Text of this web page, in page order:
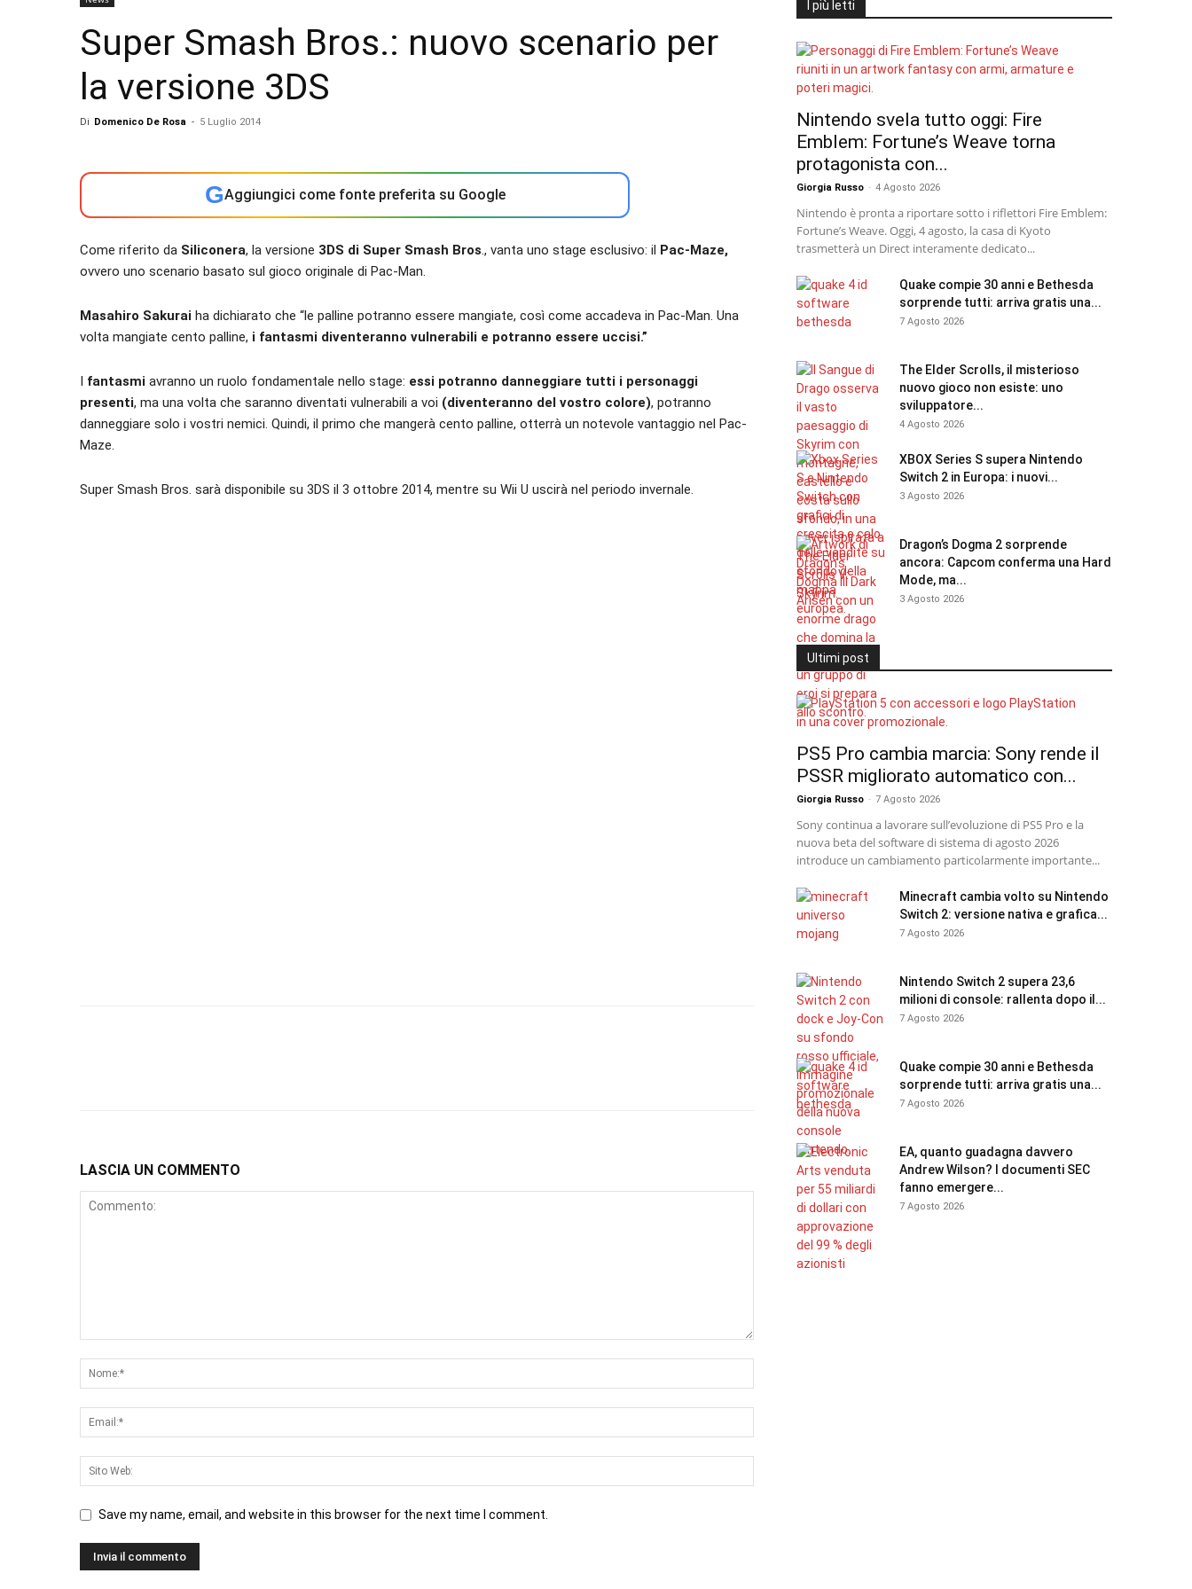
Super Smash Bros.: nuovo scenario per
la versione 3DS
Di Domenico De Rosa - 5 Luglio 2014
GAggiungici come fonte preferita su Google
Come riferito da Siliconera, la versione 3DS di Super Smash Bros., vanta uno stage esclusivo: il Pac-Maze,
ovvero uno scenario basato sul gioco originale di Pac-Man.
Masahiro Sakurai ha dichiarato che “le palline potranno essere mangiate, così come accadeva in Pac-Man. Una
volta mangiate cento palline, i fantasmi diventeranno vulnerabili e potranno essere uccisi.”
I fantasmi avranno un ruolo fondamentale nello stage: essi potranno danneggiare tutti i personaggi
presenti, ma una volta che saranno diventati vulnerabili a voi (diventeranno del vostro colore), potranno
danneggiare solo i vostri nemici. Quindi, il primo che mangerà cento palline, otterrà un notevole vantaggio nel Pac-
Maze.
Super Smash Bros. sarà disponibile su 3DS il 3 ottobre 2014, mentre su Wii U uscirà nel periodo invernale.
LASCIA UN COMMENTO
Save my name, email, and website in this browser for the next time I comment.
I più letti
Nintendo svela tutto oggi: Fire
Emblem: Fortune’s Weave torna
protagonista con...
Giorgia Russo - 4 Agosto 2026
Nintendo è pronta a riportare sotto i riflettori Fire Emblem:
Fortune’s Weave. Oggi, 4 agosto, la casa di Kyoto
trasmetterà un Direct interamente dedicato...
Quake compie 30 anni e Bethesda
sorprende tutti: arriva gratis una...
7 Agosto 2026
The Elder Scrolls, il misterioso
nuovo gioco non esiste: uno
sviluppatore...
4 Agosto 2026
XBOX Series S supera Nintendo
Switch 2 in Europa: i nuovi...
3 Agosto 2026
Dragon’s Dogma 2 sorprende
ancora: Capcom conferma una Hard
Mode, ma...
3 Agosto 2026
Ultimi post
PS5 Pro cambia marcia: Sony rende il
PSSR migliorato automatico con...
Giorgia Russo - 7 Agosto 2026
Sony continua a lavorare sull’evoluzione di PS5 Pro e la
nuova beta del software di sistema di agosto 2026
introduce un cambiamento particolarmente importante...
Minecraft cambia volto su Nintendo
Switch 2: versione nativa e grafica...
7 Agosto 2026
Nintendo Switch 2 supera 23,6
milioni di console: rallenta dopo il...
7 Agosto 2026
Quake compie 30 anni e Bethesda
sorprende tutti: arriva gratis una...
7 Agosto 2026
EA, quanto guadagna davvero
Andrew Wilson? I documenti SEC
fanno emergere...
7 Agosto 2026